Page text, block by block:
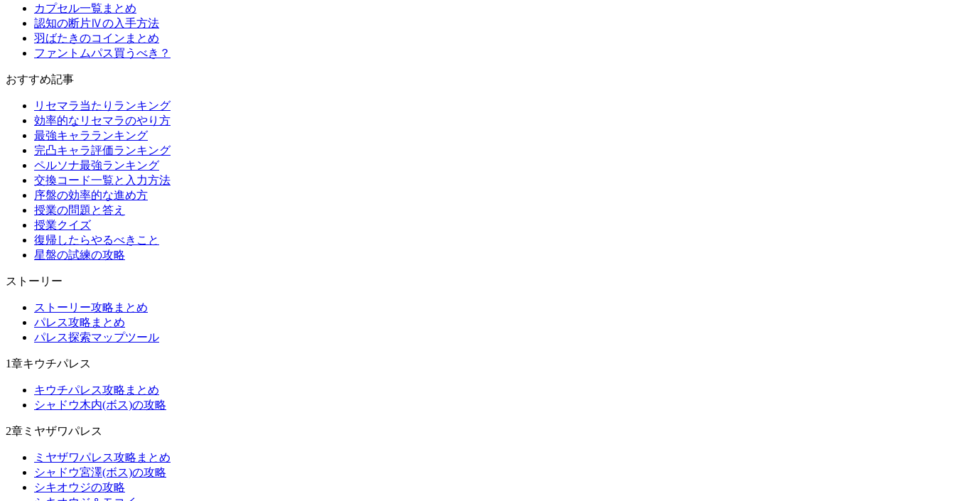
カプセル一覧まとめ
認知の断片Ⅳの入手方法
羽ばたきのコインまとめ
ファントムパス買うべき？
おすすめ記事
リセマラ当たりランキング
効率的なリセマラのやり方
最強キャラランキング
完凸キャラ評価ランキング
ペルソナ最強ランキング
交換コード一覧と入力方法
序盤の効率的な進め方
授業の問題と答え
授業クイズ
復帰したらやるべきこと
星盤の試練の攻略
ストーリー
ストーリー攻略まとめ
パレス攻略まとめ
パレス探索マップツール
1章キウチパレス
キウチパレス攻略まとめ
シャドウ木内(ボス)の攻略
2章ミヤザワパレス
ミヤザワパレス攻略まとめ
シャドウ宮澤(ボス)の攻略
シキオウジの攻略